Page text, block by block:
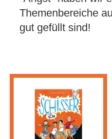
Themenbereiche
gut gefüllt sind!